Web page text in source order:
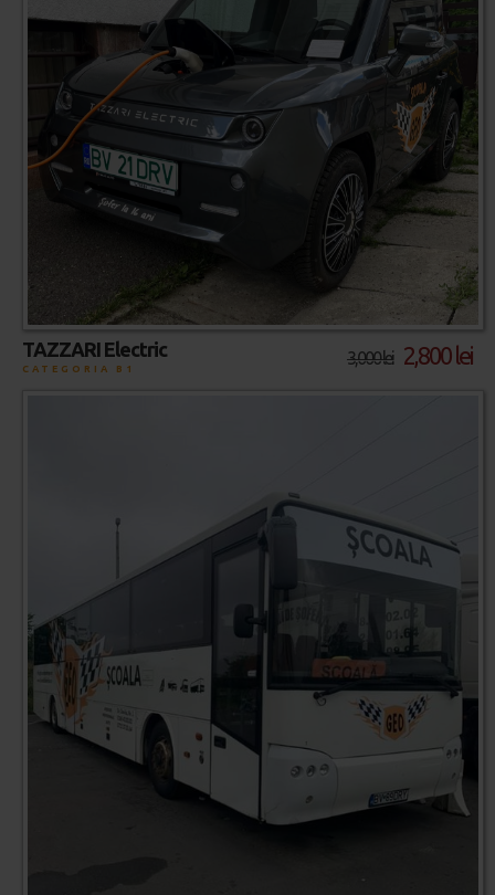
3,000 lei 2,800 lei
TAZZARI Electric
CATEGORIA B1